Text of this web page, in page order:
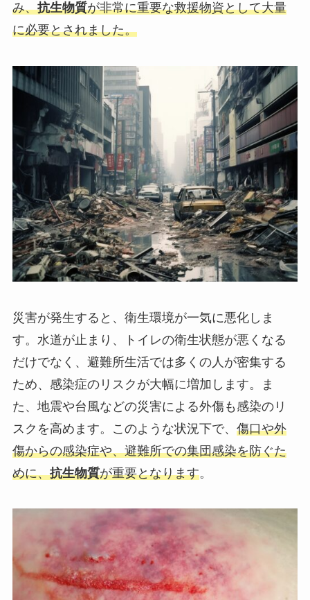
み、抗生物質が非常に重要な救援物資として大量
に必要とされました。
災害が発生すると、衛生環境が一気に悪化しま
す。水道が止まり、トイレの衛生状態が悪くなる
だけでなく、避難所生活では多くの人が密集する
ため、感染症のリスクが大幅に増加します。ま
た、地震や台風などの災害による外傷も感染のリ
スクを高めます。このような状況下で、 傷口や外
傷からの感染症や、避難所での集団感染を防ぐた
めに、抗生物質が重要となります。